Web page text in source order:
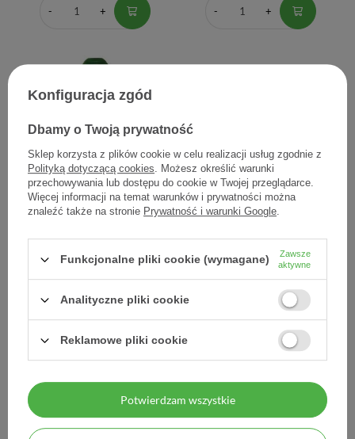
BIODERMA NODE
Szampon do częstego
stosowania, 200 ml
0,34 zł / szt.
Biolaven, peeling do skóry
głowy, 150 ml
34,50 zł
0,23 zł / szt.
Konfiguracja zgód
Dbamy o Twoją prywatność
Sklep korzysta z plików cookie w celu realizacji usług zgodnie z
Polityką dotyczącą cookies. Możesz określić warunki
przechowywania lub dostępu do cookie w Twojej przeglądarce.
Więcej informacji na temat warunków i prywatności można
znaleźć także na stronie Prywatność i warunki Google.
Funkcjonalne pliki cookie (wymagane)
Zawsze
aktywne
Analityczne pliki cookie
Reklamowe pliki cookie
Potwierdzam wszystkie